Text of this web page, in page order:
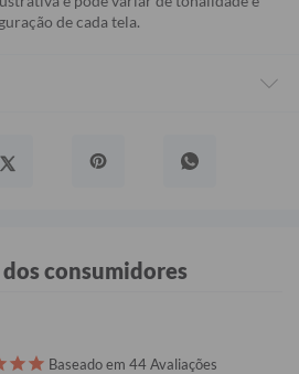
de cada tela.
consumidores
Baseado em 44 Avaliações